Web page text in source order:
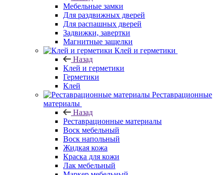
Мебельные замки
Для раздвижных дверей
Для распашных дверей
Задвижки, завертки
Магнитные защелки
Клей и герметики
Назад
Клей и герметики
Герметики
Клей
Реставрационные
материалы
Назад
Реставрационные материалы
Воск мебельный
Воск напольный
Жидкая кожа
Краска для кожи
Лак мебельный